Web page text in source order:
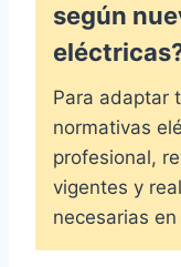
según
Para adaptar
normativas
profesional,
vigentes y
necesarias